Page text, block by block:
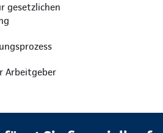
gesetzlichen
Arbeitgeber